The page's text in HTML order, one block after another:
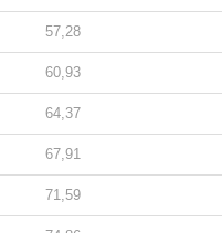
57,28
60,93
64,37
67,91
71,59